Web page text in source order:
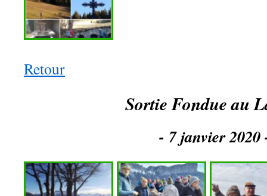
Retour
Sortie Fondue au
- 7 janvier 2020